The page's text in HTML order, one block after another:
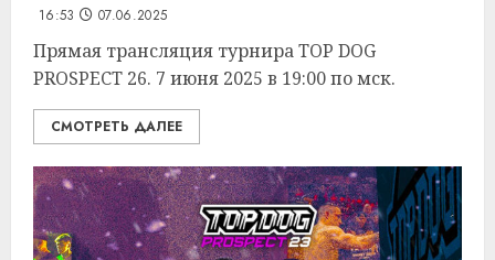
16:53 07.06.2025
Прямая трансляция турнира TOP DOG
PROSPECT 26. 7 июня 2025 в 19:00 по мск.
СМОТРЕТЬ ДАЛЕЕ